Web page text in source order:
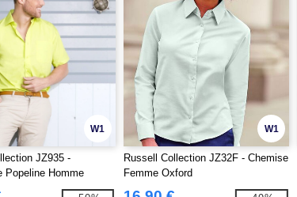
W1
JZ935 -
Popeline Homme
W1
Russell Collection JZ32F - Chemise
Femme Oxford